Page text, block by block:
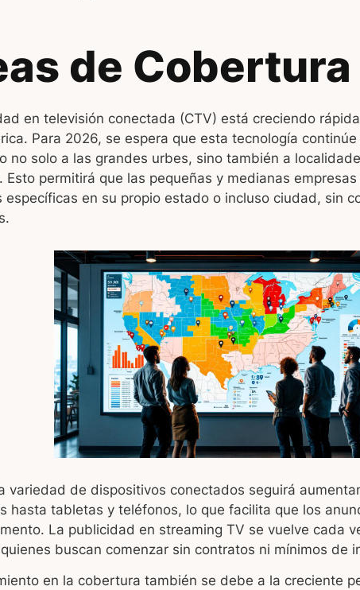
de Cobertura
en televisión conectada (CTV) está creciendo
Para 2026, se espera que esta tecnología
no solo a las grandes urbes, sino también a
Esto permitirá que las pequeñas y medianas empresas
específicas en su propio estado o incluso ciudad, sin
variedad de dispositivos conectados seguirá
hasta tabletas y teléfonos, lo que facilita que los
La publicidad en streaming TV se vuelve cada
buscan comenzar sin contratos ni mínimos de
en la cobertura también se debe a la creciente